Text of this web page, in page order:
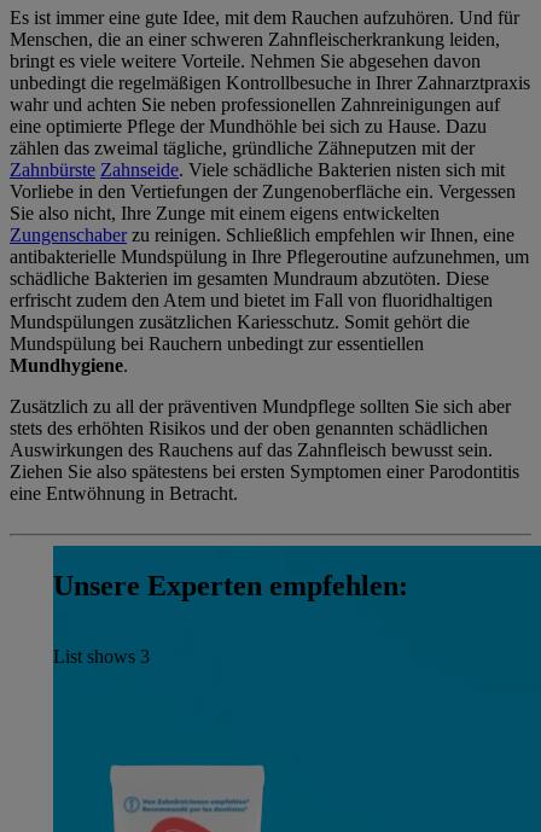
Es ist immer eine gute Idee, mit dem Rauchen aufzuhören. Und für
Menschen, die an einer schweren Zahnfleischerkrankung leiden,
bringt es viele weitere Vorteile. Nehmen Sie abgesehen davon
unbedingt die regelmäßigen Kontrollbesuche in Ihrer Zahnarztpraxis
wahr und achten Sie neben professionellen Zahnreinigungen auf
eine optimierte Pflege der Mundhöhle bei sich zu Hause. Dazu
zählen das zweimal tägliche, gründliche Zähneputzen mit der
Zahnbürste Zahnseide. Viele schädliche Bakterien nisten sich mit
Vorliebe in den Vertiefungen der Zungenoberfläche ein. Vergessen
Sie also nicht, Ihre Zunge mit einem eigens entwickelten
Zungenschaberzu reinigen. Schließlich empfehlen wir Ihnen, eine
antibakterielle Mundspülung in Ihre Pflegeroutine aufzunehmen, um
schädliche Bakterien im gesamten Mundraum abzutöten. Diese
erfrischt zudem den Atem und bietet im Fall von fluoridhaltigen
Mundspülungen zusätzlichen Kariesschutz. Somit gehört die
Mundspülung bei Rauchern unbedingt zur essentiellen
Mundhygiene.
Zusätzlich zu all der präventiven Mundpflege sollten Sie sich aber
stets des erhöhten Risikos und der oben genannten schädlichen
Auswirkungen des Rauchens auf das Zahnfleisch bewusst sein.
Ziehen Sie also spätestens bei ersten Symptomen einer Parodontitis
eine Entwöhnung in Betracht.
Unsere Experten empfehlen:
List shows 3